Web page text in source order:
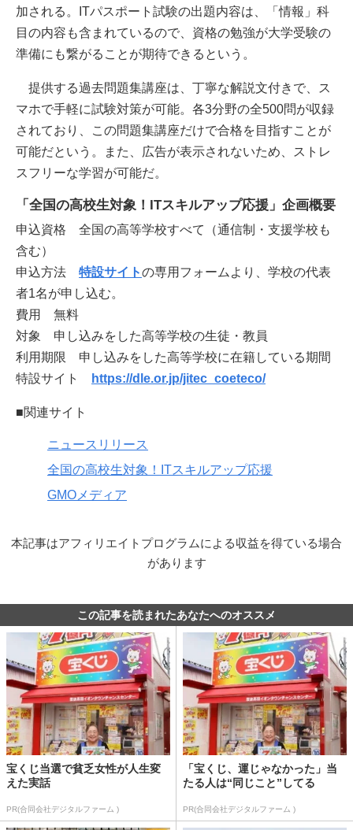
加される。ITパスポート試験の出題内容は、「情報」科
目の内容も含まれているので、資格の勉強が大学受験の
準備にも繋がることが期待できるという。
提供する過去問題集講座は、丁寧な解説文付きで、ス
マホで手軽に試験対策が可能。各3分野の全500問が収録
されており、この問題集講座だけで合格を目指すことが
可能だという。また、広告が表示されないため、ストレ
スフリーな学習が可能だ。
「全国の高校生対象！ITスキルアップ応援」企画概要
申込資格 全国の高等学校すべて（通信制・支援学校も
含む）
申込方法 特設サイトの専用フォームより、学校の代表
者1名が申し込む。
費用 無料
対象 申し込みをした高等学校の生徒・教員
利用期限 申し込みをした高等学校に在籍している期間
特設サイト
https://dle.or.jp/jitec_coeteco/
■関連サイト
ニュースリリース
全国の高校生対象！ITスキルアップ応援
GMOメディア
本記事はアフィリエイトプログラムによる収益を得ている場合
があります
この記事を読まれたあなたへのオススメ
宝くじ当選で貧乏女性が人生変
えた実話
PR(合同会社デジタルファーム )
「宝くじ、運じゃなかった」当
たる人は“同じこと”してる
PR(合同会社デジタルファーム )